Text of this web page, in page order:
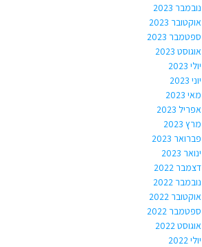
נובמבר 2023
אוקטובר 2023
ספטמבר 2023
אוגוסט 2023
יולי 2023
יוני 2023
מאי 2023
אפריל 2023
מרץ 2023
פברואר 2023
ינואר 2023
דצמבר 2022
נובמבר 2022
אוקטובר 2022
ספטמבר 2022
אוגוסט 2022
יולי 2022